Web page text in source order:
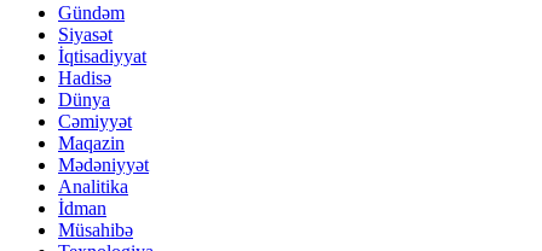
Gündəm
Siyasət
İqtisadiyyat
Hadisə
Dünya
Cəmiyyət
Maqazin
Mədəniyyət
Analitika
İdman
Müsahibə